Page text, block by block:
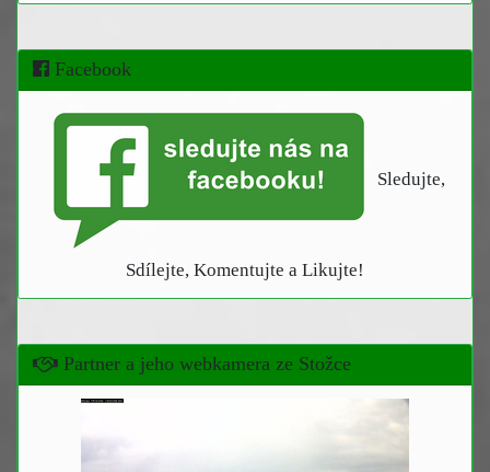
Facebook
Sledujte,
Sdílejte, Komentujte a Likujte!
Partner a jeho webkamera ze Stožce